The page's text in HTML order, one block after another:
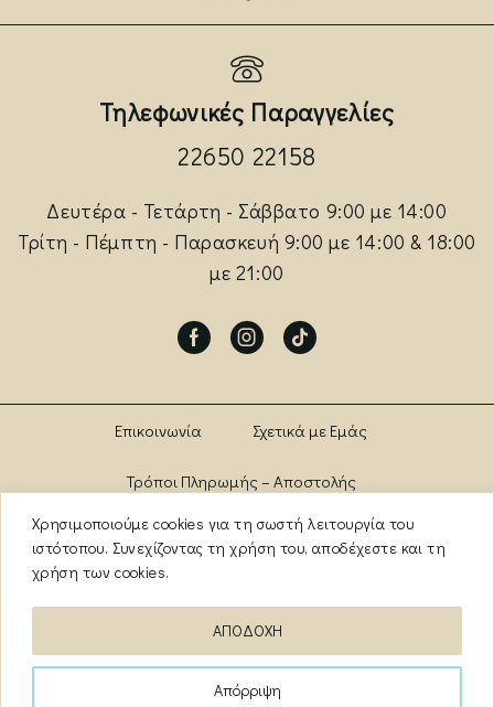
Χρησιμοποιούμε cookies για τη σωστή λειτουργία του
ιστότοπου. Συνεχίζοντας τη χρήση του, αποδέχεστε και τη
χρήση των cookies.
Απόρριψη
ΑΠΟΔΟΧΗ
Τηλεφωνικές Παραγγελίες
22650 22158
Δευτέρα - Τετάρτη - Σάββατο 9:00 με 14:00
Τρίτη - Πέμπτη - Παρασκευή 9:00 με 14:00 & 18:00
με 21:00
FacebookInstagram
Tik-
Επικοινωνία Σχετικά με Εμάς
Τρόποι Πληρωμής – Αποστολής
Πολιτική Αλλαγών – Επιστροφών Brands
Όροι Χρήσης
ΑΡ. ΓΕΜΗ: 13841956000